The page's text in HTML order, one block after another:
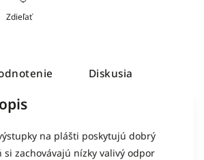
Zdieľať
Diskusia
na plášti poskytujú dobrý
si zachovávajú nízky valivý odpor